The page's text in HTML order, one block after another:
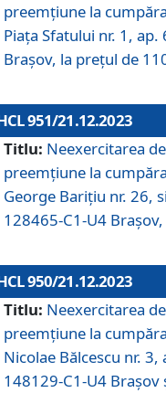
preemțiune la
Piața Sfatului nr. 1, ap.
Brașov, la prețul de
951/21.12.2023
Titlu: Neexercitarea
preemțiune la
George Barițiu nr. 26,
128465-C1-U4
950/21.12.2023
Titlu: Neexercitarea
preemțiune la
Nicolae Bălcescu nr. 3,
148129-C1-U4 Brașov